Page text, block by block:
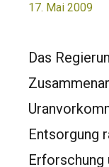
17. Mai 2009
Das
Entsorgung
Erforschung